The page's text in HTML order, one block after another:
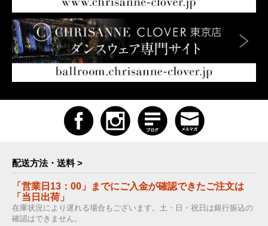
配送方法・送料 >
「営業日13：00」までにご入金が確認できたご注文は
「当日出荷」
在庫状況により遅れる場合もございます。土・日・祝日は銀行振込の
確認はできません。